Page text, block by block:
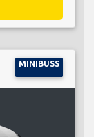
MINIBUSS